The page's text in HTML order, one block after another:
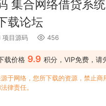
集合网络借贷系
载论坛
项目源码 456
载价格 9.9 积分，VIP免费，请
于网络，您所下载的资源，禁止
律责任。